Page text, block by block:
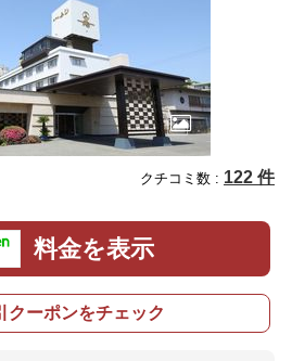
クチコミ数 : 122 件
料金を表示
クーポンをチェック